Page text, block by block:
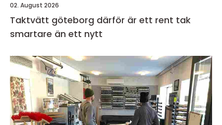
02. August 2026
Taktvätt göteborg därför är ett rent tak
smartare än ett nytt